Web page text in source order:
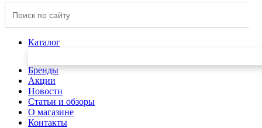
Каталог
Бренды
Акции
Новости
Статьи и обзоры
О магазине
Контакты